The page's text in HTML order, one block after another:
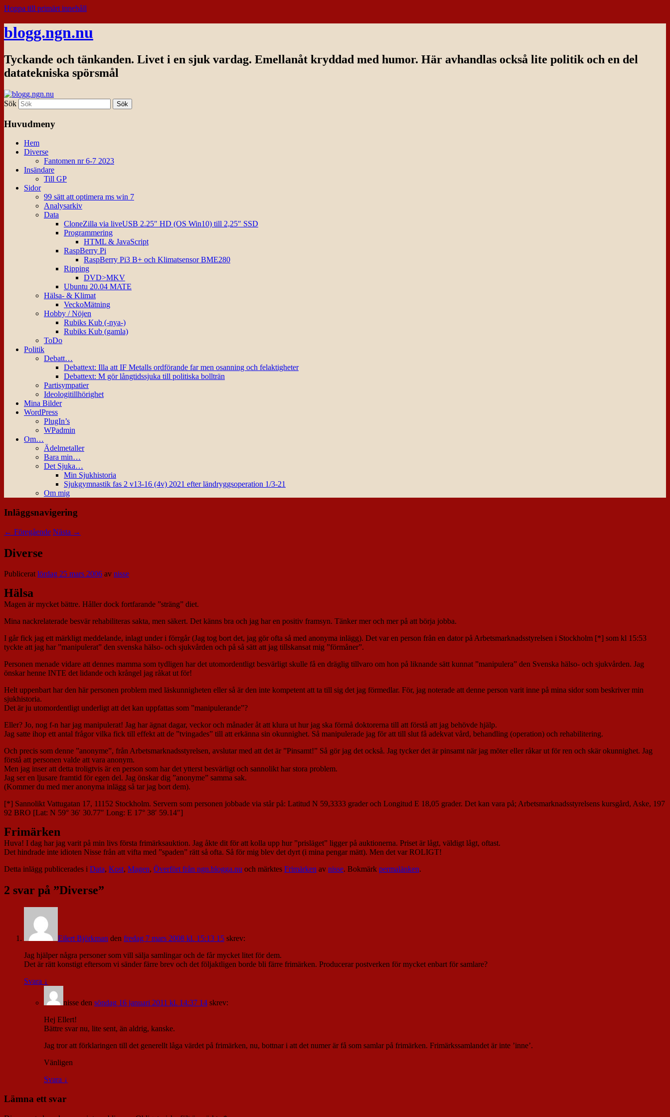
Hoppa till primärt innehåll
blogg.ngn.nu
Tyckande och tänkanden. Livet i en sjuk vardag. Emellanåt kryddad med humor. Här avhandlas också lite politik och en del
datatekniska spörsmål
Sök
Huvudmeny
Hem
Diverse
Fantomen nr 6-7 2023
Insändare
Till GP
Sidor
99 sätt att optimera ms win 7
Analysarkiv
Data
CloneZilla via liveUSB 2.25″ HD (OS Win10) till 2,25″ SSD
Programmering
HTML & JavaScript
RaspBerry Pi
RaspBerry Pi3 B+ och Klimatsensor BME280
Ripping
DVD>MKV
Ubuntu 20.04 MATE
Hälsa- & Klimat
VeckoMätning
Hobby / Nöjen
Rubiks Kub (-nya-)
Rubiks Kub (gamla)
ToDo
Politik
Debatt…
Debattext: Illa att IF Metalls ordförande far men osanning och felaktigheter
Debattext: M gör långtidssjuka till politiska bollträn
Partisympatier
Ideologitillhörighet
Mina Bilder
WordPress
PlugIn’s
WPadmin
Om…
Ädelmetaller
Bara min…
Det Sjuka…
Min Sjukhistoria
Sjukgymnastik fas 2 v13-16 (4v) 2021 efter ländryggsoperation 1/3-21
Om mig
Inläggsnavigering
← Föregående Nästa →
Diverse
Publiceratlördag 25 mars 2006 av nisse
Hälsa
Magen är mycket bättre. Håller dock fortfarande ”sträng” diet.
Mina nackrelaterade besvär rehabiliteras sakta, men säkert. Det känns bra och jag har en positiv framsyn. Tänker mer och mer på att börja jobba.
I går fick jag ett märkligt meddelande, inlagt under i förrgår (Jag tog bort det, jag gör ofta så med anonyma inlägg). Det var en person från en dator på Arbetsmarknadsstyrelsen i Stockholm [*] som kl 15:53
tyckte att jag har ”manipulerat” den svenska hälso- och sjukvården och på så sätt att jag tillskansat mig ”förmåner”.
Personen menade vidare att dennes mamma som tydligen har det utomordentligt besvärligt skulle få en dräglig tillvaro om hon på liknande sätt kunnat ”manipulera” den Svenska hälso- och sjukvården. Jag
önskar henne INTE det lidande och krångel jag råkat ut för!
Helt uppenbart har den här personen problem med läskunnigheten eller så är den inte kompetent att ta till sig det jag förmedlar. För, jag noterade att denne person varit inne på mina sidor som beskriver min
sjukhistoria.
Det är ju utomordentligt underligt att det kan uppfattas som ”manipulerande”?
Eller? Jo, nog f-n har jag manipulerat! Jag har ägnat dagar, veckor och månader åt att klura ut hur jag ska förmå doktorerna till att förstå att jag behövde hjälp.
Jag satte ihop ett antal frågor vilka fick till effekt att de ”tvingades” till att erkänna sin okunnighet. Så manipulerade jag för att till slut få adekvat vård, behandling (operation) och rehabilitering.
Och precis som denne ”anonyme”, från Arbetsmarknadsstyrelsen, avslutar med att det är ”Pinsamt!” Så gör jag det också. Jag tycker det är pinsamt när jag möter eller råkar ut för ren och skär okunnighet. Jag
förstå att personen valde att vara anonym.
Men jag inser att detta troligtvis är en person som har det ytterst besvärligt och sannolikt har stora problem.
Jag ser en ljusare framtid för egen del. Jag önskar dig ”anonyme” samma sak.
(Kommer du med mer anonyma inlägg så tar jag bort dem).
[*] Sannolikt Vattugatan 17, 11152 Stockholm. Servern som personen jobbade via står på: Latitud N 59,3333 grader och Longitud E 18,05 grader. Det kan vara på; Arbetsmarknadsstyrelsens kursgård, Aske, 197
92 BRO [Lat: N 59° 36′ 30.77″ Long: E 17° 38′ 59.14″]
Frimärken
Huva! I dag har jag varit på min livs första frimärksauktion. Jag åkte dit för att kolla upp hur ”prisläget” ligger på auktionerna. Priset är lågt, väldigt lågt, oftast.
Det hindrade inte idioten Nisse från att vifta med ”spaden” rätt så ofta. Så för mig blev det dyrt (i mina pengar mätt). Men det var ROLIGT!
Detta inlägg publicerades i Data, Kost, Magen, Överfört från ngn.blogga.nu och märktes Frimärken av nisse. Bokmärk permalänken.
2 svar på ”Diverse”
Eilert Björkman den fredag 7 mars 2008 kl. 15:13 15 skrev:
Jag hjälper några personer som vill sälja samlingar och de får mycket litet för dem.
Det är rätt konstigt eftersom vi sänder färre brev och det följaktligen borde bli färre frimärken. Producerar postverken för mycket enbart för samlare?
Svara ↓
nisse den söndag 16 januari 2011 kl. 14:37 14 skrev:
Hej Ellert!
Bättre svar nu, lite sent, än aldrig, kanske.
Jag tror att förklaringen till det generellt låga värdet på frimärken, nu, bottnar i att det numer är få som samlar på frimärken. Frimärkssamlandet är inte ’inne’.
Vänligen
Svara ↓
Lämna ett svar